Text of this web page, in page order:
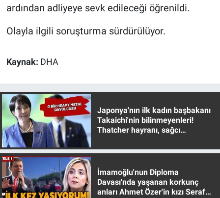
ardından adliyeye sevk edileceği öğrenildi.
Olayla ilgili soruşturma sürdürülüyor.
Kaynak: DHA
Japonya'nın ilk kadın başbakanı
Takaichi'nin bilinmeyenleri!
Thatcher hayranı, sağcı
İmamoğlu'nun Diploma
Davası'nda yaşanan korkunç
anları Ahmet Özer'in kızı Seraf
Türkiye'nin Geleceği
Türkiye'nin Gündemi
Yerel Gündem
Yerel Yaşam
Canlı Yayın